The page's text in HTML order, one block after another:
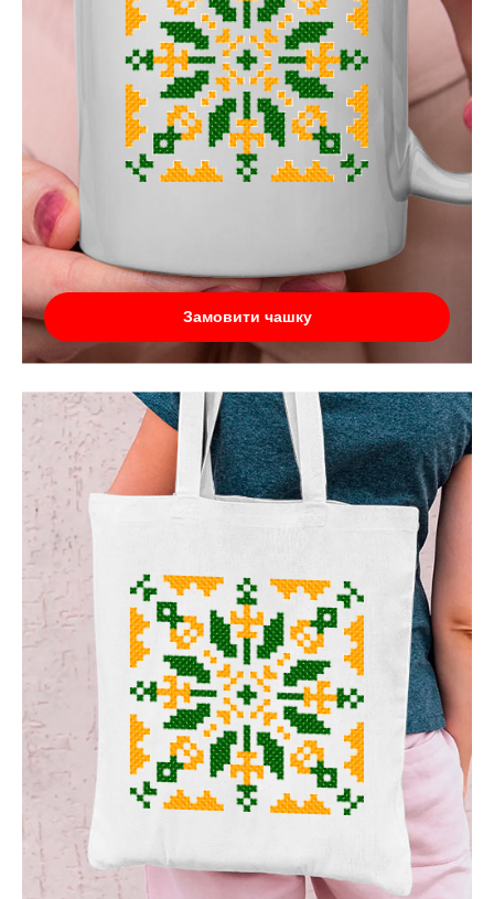
Замовити чашку